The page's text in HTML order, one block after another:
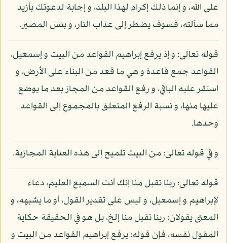
على الله، و إنما ذلك إكرام لهذا البلد، و إجابة لدعوتك بأزيد
مما سألته، فسوف يضطر إلى عذاب النار، و بئس المصير.
قوله تعالى: و إذ يرفع إبراهيم القواعد من البيت و إسمعيل،
القواعد جمع قاعدة و هي ما قعد من البناء على الأرض، و
استقر عليه الباقي، و رفع القواعد من المجاز بعد ما يوضع
عليها منها، و نسبة الرفع المتعلق بالمجموع إلى القواعد
وحدها.
و في قوله تعالى: من البيت تلميح إلى هذه العناية المجازية.
قوله تعالى: ربنا تقبل منا إنك أنت السميع العليم، دعاء
لإبراهيم و إسمعيل، و ليس على تقدير القول، أو ما يشبهه، و
المعنى يقولان: ربنا تقبل منا إلخ، بل هو في الحقيقة حكاية
المقول نفسه، فإن قوله: يرفع إبراهيم القواعد من البيت و